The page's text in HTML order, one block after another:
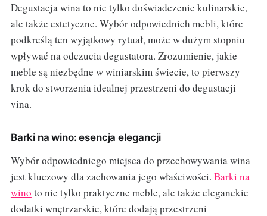
Degustacja wina to nie tylko doświadczenie kulinarskie,
ale także estetyczne. Wybór odpowiednich mebli, które
podkreślą ten wyjątkowy rytuał, może w dużym stopniu
wpływać na odczucia degustatora. Zrozumienie, jakie
meble są niezbędne w winiarskim świecie, to pierwszy
krok do stworzenia idealnej przestrzeni do degustacji
vina.
Barki na wino: esencja elegancji
Wybór odpowiedniego miejsca do przechowywania wina
jest kluczowy dla zachowania jego właściwości. Barki na
wino to nie tylko praktyczne meble, ale także eleganckie
dodatki wnętrzarskie, które dodają przestrzeni